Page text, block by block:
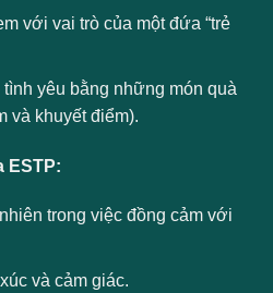
với vai trò của một đứa “trẻ
yêu bằng những món quà
và khuyết điểm).
ESTP:
trong việc đồng cảm với
và cảm giác.